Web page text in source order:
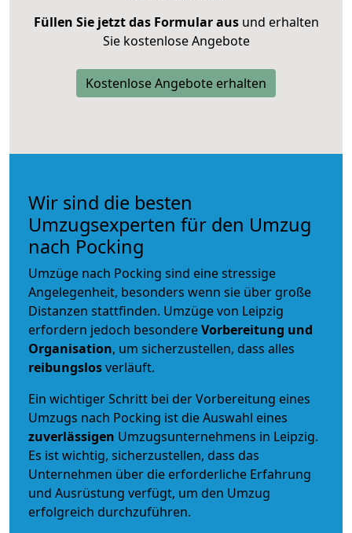
Füllen Sie jetzt das Formular ausund erhalten
Sie kostenlose Angebote
Kostenlose Angebote erhalten
Wir sind die besten
Umzugsexperten für den Umzug
nach Pocking
Umzüge nach Pocking sind eine stressige
Angelegenheit, besonders wenn sie über große
Distanzen stattfinden. Umzüge von Leipzig
erfordern jedoch besondereVorbereitung und
Organisation, um sicherzustellen, dass alles
reibungslosverläuft.
Ein wichtiger Schritt bei der Vorbereitung eines
Umzugs nach Pocking ist die Auswahl eines
zuverlässigen Umzugsunternehmens in Leipzig.
Es ist wichtig, sicherzustellen, dass das
Unternehmen über die erforderliche Erfahrung
und Ausrüstung verfügt, um den Umzug
erfolgreich durchzuführen.